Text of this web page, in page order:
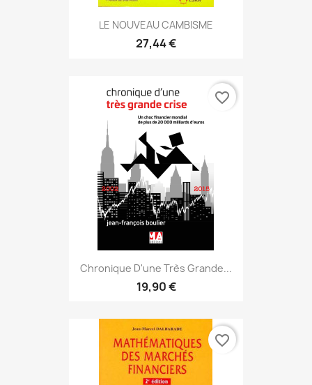
LE NOUVEAU CAMBISME
27,44 €
Chronique D'une Très Grande...
19,90 €
favorite_border
favorite_border